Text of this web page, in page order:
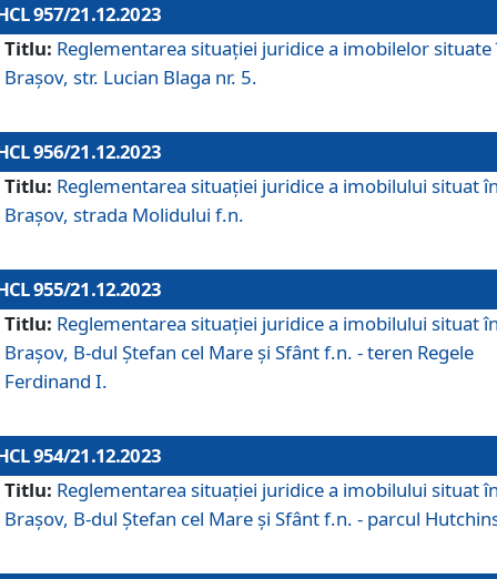
957/21.12.2023
Titlu: Reglementarea situației juridice a imobilelor situate
Brașov, str. Lucian Blaga nr. 5.
956/21.12.2023
Titlu: Reglementarea situației juridice a imobilului situat
Brașov, strada Molidului f.n.
955/21.12.2023
Titlu: Reglementarea situației juridice a imobilului situat
Brașov, B-dul Ștefan cel Mare și Sfânt f.n. - teren Regele
Ferdinand I.
954/21.12.2023
Titlu: Reglementarea situației juridice a imobilului situat
Brașov, B-dul Ștefan cel Mare și Sfânt f.n. - parcul